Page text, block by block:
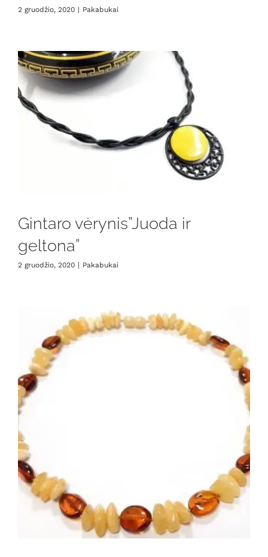
2 gruodžio, 2020 | Pakabukai
Gintaro vėrynis”Juoda ir
geltona”
2 gruodžio, 2020 | Pakabukai